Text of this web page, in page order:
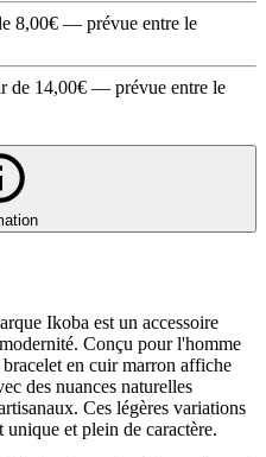
8,00€ — prévue entre le
de 14,00€ — prévue entre le
Ikoba est un accessoire
Conçu pour l'homme
en cuir marron affiche
des nuances naturelles
Ces légères variations
et plein de caractère.